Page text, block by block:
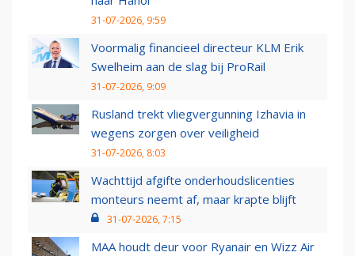
31-07-2026, 9:59
Voormalig financieel directeur KLM Erik
Swelheim aan de slag bij ProRail
31-07-2026, 9:09
Rusland trekt vliegvergunning Izhavia in
wegens zorgen over veiligheid
31-07-2026, 8:03
Wachttijd afgifte onderhoudslicenties
monteurs neemt af, maar krapte blijft
31-07-2026, 7:15
MAA houdt deur voor Ryanair en Wizz Air